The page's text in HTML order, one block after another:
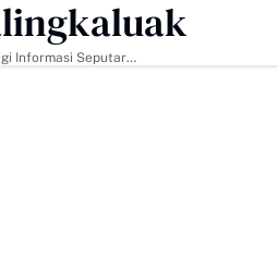
Informasi Seputar